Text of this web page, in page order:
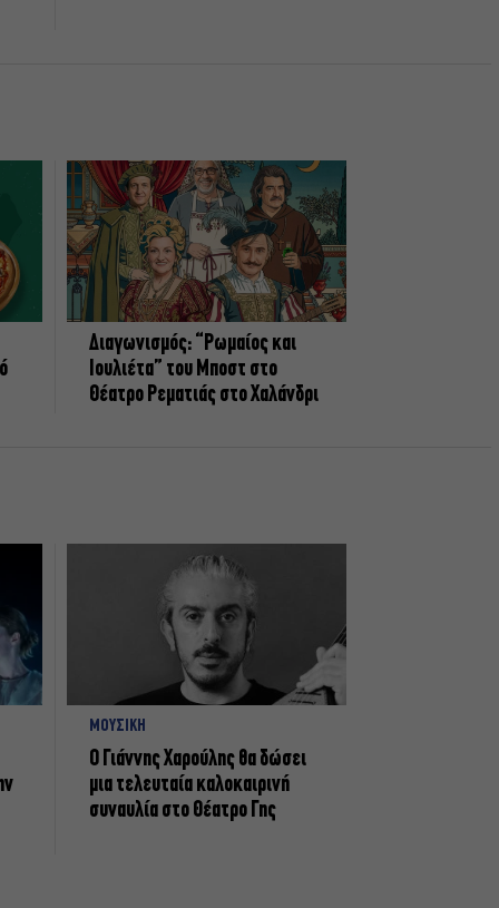
Διαγωνισμός: “Ρωμαίος και
Ιουλιέτα” του Μποστ στο
Θέατρο Ρεματιάς στο Χαλάνδρι
ΜΟΥΣΙΚΗ
Ο Γιάννης Χαρούλης θα δώσει
μια τελευταία καλοκαιρινή
συναυλία στο Θέατρο Γης